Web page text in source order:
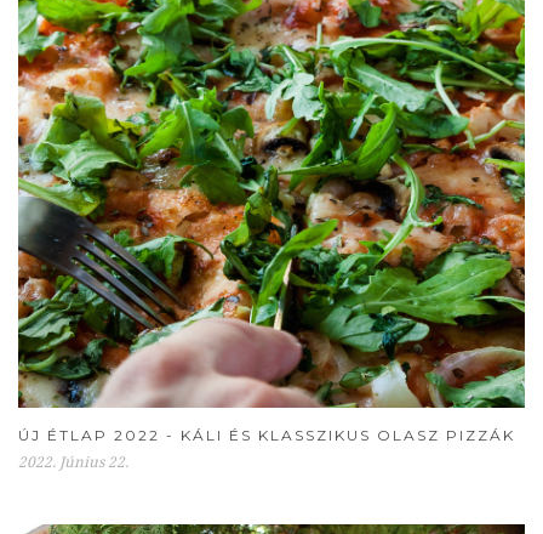
ÚJ ÉTLAP 2022 - KÁLI ÉS KLASSZIKUS OLASZ PIZZÁK
2022. Június 22.